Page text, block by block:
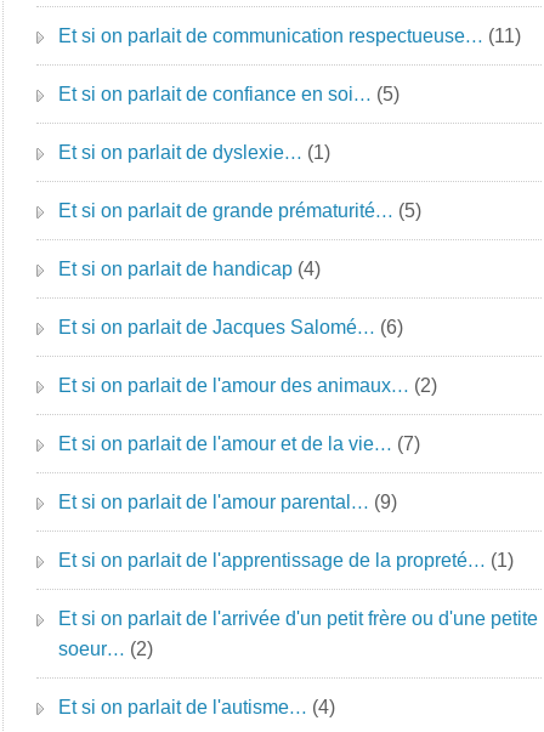
Et si on parlait de communication respectueuse… (11)
Et si on parlait de confiance en soi… (5)
Et si on parlait de dyslexie… (1)
Et si on parlait de grande prématurité… (5)
Et si on parlait de handicap (4)
Et si on parlait de Jacques Salomé… (6)
Et si on parlait de l'amour des animaux… (2)
Et si on parlait de l'amour et de la vie… (7)
Et si on parlait de l'amour parental… (9)
Et si on parlait de l'apprentissage de la propreté… (1)
Et si on parlait de l'arrivée d'un petit frère ou d'une petite
soeur… (2)
Et si on parlait de l'autisme… (4)